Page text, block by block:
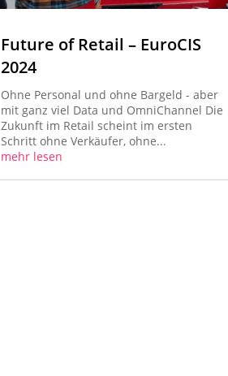
Future of Retail – EuroCIS
2024
Ohne Personal und ohne Bargeld - aber
mit ganz viel Data und OmniChannel Die
Zukunft im Retail scheint im ersten
Schritt ohne Verkäufer, ohne...
mehr lesen